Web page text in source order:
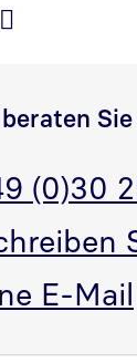
(0)30
E-Mail